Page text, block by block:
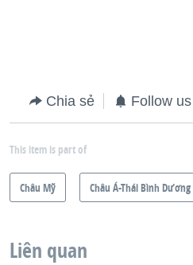
Chia sẻ Follow us
This item is part of
Châu Mỹ Châu Á-Thái Bình Dương
Liên quan